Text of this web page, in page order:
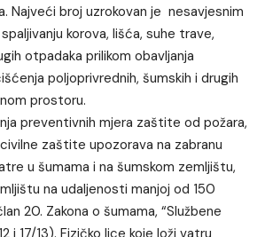
Najveći broj uzrokovan je nesavjesnim
korova, lišća, suhe trave,
otpadaka prilikom obavljanja
poljoprivrednih, šumskih i drugih
prostoru.
preventivnih mjera zaštite od požara,
zaštite upozorava na zabranu
u šumama i na šumskom zemljištu,
na udaljenosti manjoj od 150
20. Zakona o šumama, “Službene